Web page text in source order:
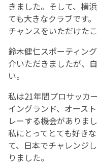
きました。そして、横
ても大きなクラブです
チャンスをいただけた
鈴木健仁スポーティン
介いただきましたが、
い。
私は21年間プロサッカ
イングランド、オース
レーする機会がありま
私にとってとても好き
て、日本でチャレンジ
りました。